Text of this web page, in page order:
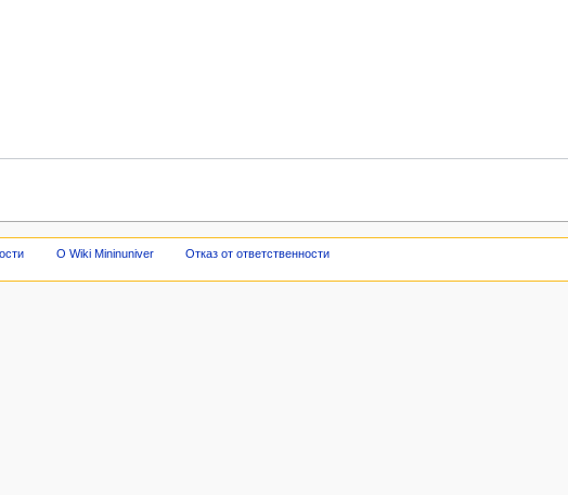
О Wiki Mininuniver Отказ от ответственности